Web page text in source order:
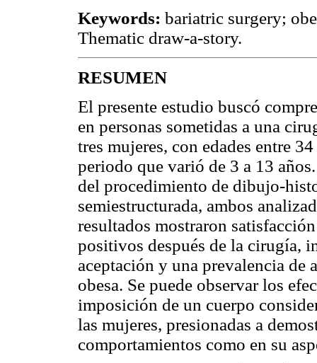
Keywords: bariatric surgery;
Thematic draw-a-story.
RESUMEN
El presente estudio buscó
en personas sometidas a una
tres mujeres, con edades entre
periodo que varió de 3 a 13
del procedimiento de dibujo-
semiestructurada, ambos
resultados mostraron
positivos después de la cirugía,
aceptación y una prevalencia de
obesa. Se puede observar los
imposición de un cuerpo
las mujeres, presionadas a
comportamientos como en su